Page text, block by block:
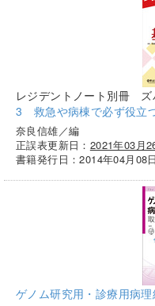
レジデントノート別冊 ズ
3 救急や病棟で必ず役立
奈良信雄／編
正誤表更新日： 2021年03月
書籍発行日：2014年04月08日
ゲノム研究用・診療用病